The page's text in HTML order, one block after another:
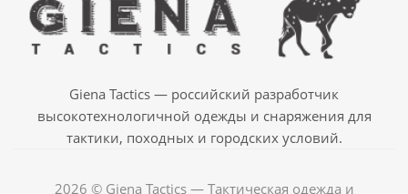
Giena Tactics — российский разработчик
высокотехнологичной одежды и снаряжения для
тактики, походных и городских условий.
2026 © Giena Tactics — Тактическая одежда и